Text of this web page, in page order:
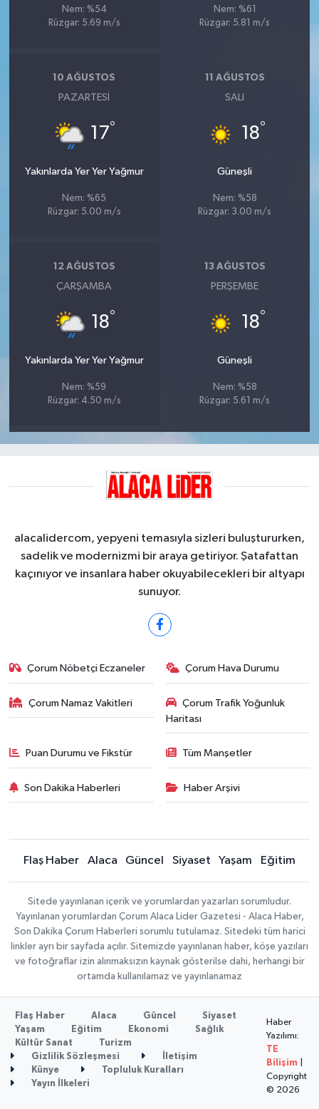
Nem: %54
Rüzgar: 5.69 m/s
Nem: %61
Rüzgar: 5.81 m/s
10 AĞUSTOS
PAZARTESI
17°
Yakınlarda Yer Yer Yağmur
Nem: %65
Rüzgar: 5.00 m/s
11 AĞUSTOS
SALI
18°
Güneşli
Nem: %58
Rüzgar: 3.00 m/s
12 AĞUSTOS
ÇARŞAMBA
18°
Yakınlarda Yer Yer Yağmur
Nem: %59
Rüzgar: 4.50 m/s
13 AĞUSTOS
PERŞEMBE
18°
Güneşli
Nem: %58
Rüzgar: 5.61 m/s
alacalidercom, yepyeni temasıyla sizleri buluştururken,
sadelik ve modernizmi bir araya getiriyor. Şatafattan
kaçınıyor ve insanlara haber okuyabilecekleri bir altyapı
sunuyor.
Çorum Nöbetçi Eczaneler Çorum Hava Durumu
Çorum Namaz Vakitleri
Çorum Trafik Yoğunluk
Haritası
Puan Durumu ve Fikstür Tüm Manşetler
Son Dakika Haberleri Haber Arşivi
Flaş Haber Alaca Güncel Siyaset Yaşam Eğitim
Sitede yayınlanan içerik ve yorumlardan yazarları sorumludur.
Yayınlanan yorumlardan Çorum Alaca Lider Gazetesi - Alaca Haber,
Son Dakika Çorum Haberleri sorumlu tutulamaz. Sitedeki tüm harici
linkler ayrı bir sayfada açılır. Sitemizde yayınlanan haber, köşe yazıları
ve fotoğraflar izin alınmaksızın kaynak gösterilse dahi, herhangi bir
ortamda kullanılamaz ve yayınlanamaz
Flaş Haber Alaca Güncel
Siyaset
Yaşam
Eğitim Ekonomi
Sağlık
Kültür Sanat
Turizm
Gizlilik Sözleşmesi
İletişim
Künye
Topluluk Kuralları
Yayın İlkeleri
Haber
Yazılımı:
TE
Bilişim
Copyright
© 2026